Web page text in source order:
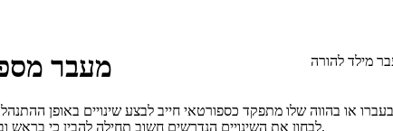
מילד להורה מעבר
או בהווה שלו מתפקד כספורטאי חייב לבצע שינויים באופן
לבחון את השינויים הנדרשים חשוב תחילה להבין כי בראש ובראשונה מדובר על שינוי בתפקיד - מעבר מתפקיד הספורטאי לתפקיד המאמן.